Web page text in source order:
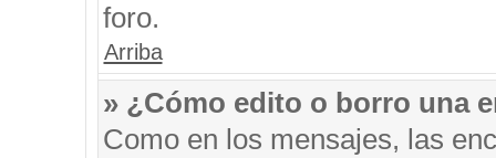
foro.
Arriba
» ¿Cómo edito o borro una
Como en los mensajes, las